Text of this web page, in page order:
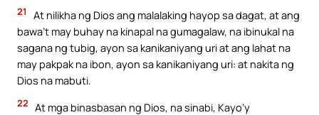
21
At nilikha ng Dios ang malalaking hayop sa dagat, at ang
bawa’t may buhay na kinapal na gumagalaw, na ibinukal na
sagana ng tubig, ayon sa kanikaniyang uri at ang lahat na
may pakpak na ibon, ayon sa kanikaniyang uri: at nakita ng
Dios na mabuti.
22 At mga binasbasan ng Dios, na sinabi, Kayo’y